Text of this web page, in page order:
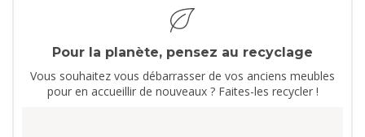
Pour la planète, pensez au recyclage
Vous souhaitez vous débarrasser de vos anciens meubles
pour en accueillir de nouveaux ? Faites-les recycler !